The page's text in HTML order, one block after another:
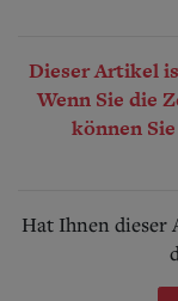
Dieser Artikel
Wenn Sie die
können Sie
Hat Ihnen dieser